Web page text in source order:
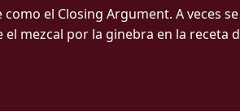
el Closing Argument. A veces
mezcal por la ginebra en la receta